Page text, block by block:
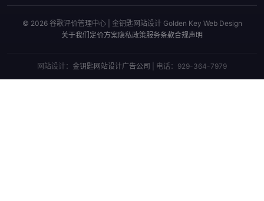
© 2026 谷歌评价管理中心 | 金钥匙网站设计 Golden Key Web Design
关于我们 定价方案隐私政策服务条款合规声明
网站设计： 金钥匙网站设计广告公司 | 电话：929-364-7979